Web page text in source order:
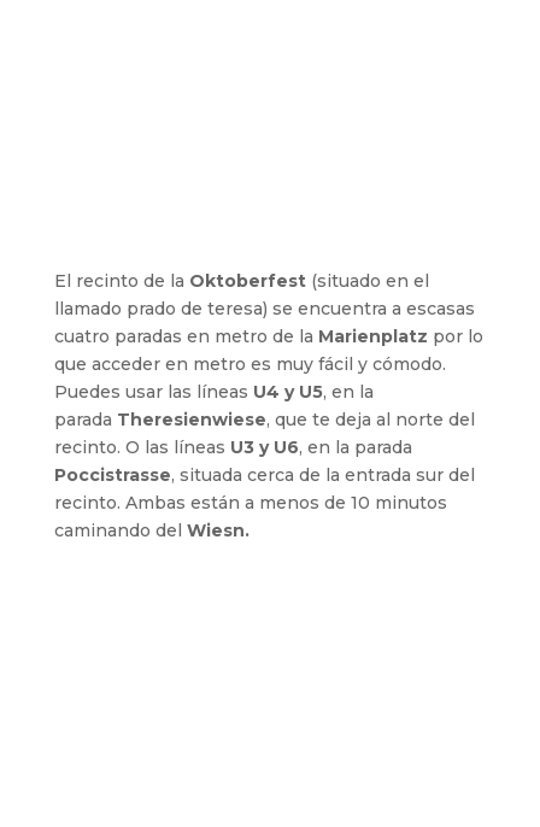
El recinto de la Oktoberfest (situado en el
llamado prado de teresa) se encuentra a escasas
cuatro paradas en metro de la Marienplatz por lo
que acceder en metro es muy fácil y cómodo.
Puedes usar las líneas U4 y U5, en la
parada Theresienwiese, que te deja al norte del
recinto. O las líneas U3 y U6, en la parada
Poccistrasse, situada cerca de la entrada sur del
recinto. Ambas están a menos de 10 minutos
caminando del Wiesn.